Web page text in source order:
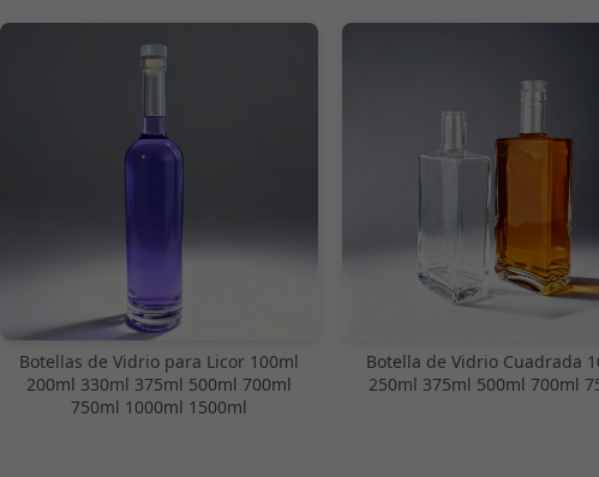
Botellas de Vidrio para Licor 100ml
200ml 330ml 375ml 500ml 700ml
750ml 1000ml 1500ml
Botella de Vidrio Cuadrada
250ml 375ml 500ml 700ml